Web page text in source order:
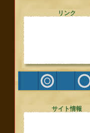
リンク
サイト情報